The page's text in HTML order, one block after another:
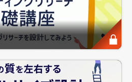
ニター評価が挙げられます。上
ストを行うことにより、最終案
、コンセプトとの一貫性を見
磨くことができます。
の成否に大きくかかわり、既
特に新商品の上市前には確実